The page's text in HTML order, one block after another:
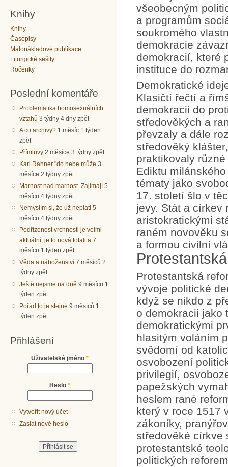
Knihy
Knihy
Časopisy
Malonákladové publikace
Liturgické sešity
Ročenky
Poslední komentáře
Problematika homosexuálních
vztahů 3 týdny 4 dny zpět
A co archivy? 1 měsíc 1 týden
zpět
Přímluvy 2 měsíce 3 týdny zpět
Karl Rahner "do nebe může 3
měsíce 2 týdny zpět
Marnost nad marnost. Zajímají 5
měsíců 4 týdny zpět
Nemyslím si, že už neplatí 5
měsíců 4 týdny zpět
Podřízenost vrchnosti je velmi
aktuální, je to nová totalita 7
měsíců 1 týden zpět
Věda a náboženství 7 měsíců 2
týdny zpět
Ještě nejsme na dně 9 měsíců 1
týden zpět
Pořád to je stejné 9 měsíců 1
týden zpět
Přihlášení
Uživatelské jméno *
Heslo *
Vytvořit nový účet
Zaslat nové heslo
všeobecným
a programům
soukromého
demokracie
demokracií, které
instituce do
Demokratické
Klasičtí řečtí a
demokracii do
středověkých a
převzaly a dále
středověký
praktikovaly
Ediktu
tématy jako
17. století šlo v
jevy. Stát a církev
aristokratickými
raném novověku
a formou civilní
Protestantská
vývoje politické
když se nikdo z
o demokracii jako
demokratickými
hlasitým voláním
svědomí od
osvobození
privilegií,
papežských
heslem rané
který v roce 1517
zákoníky,
středověké církve
protestantské
politických